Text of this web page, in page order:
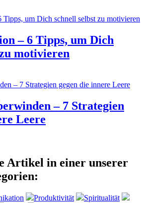
– 6 Tipps, um Dich
motivieren
– 7 Strategien
Leere
Artikel in einer unserer
Produktivität
Spiritualität